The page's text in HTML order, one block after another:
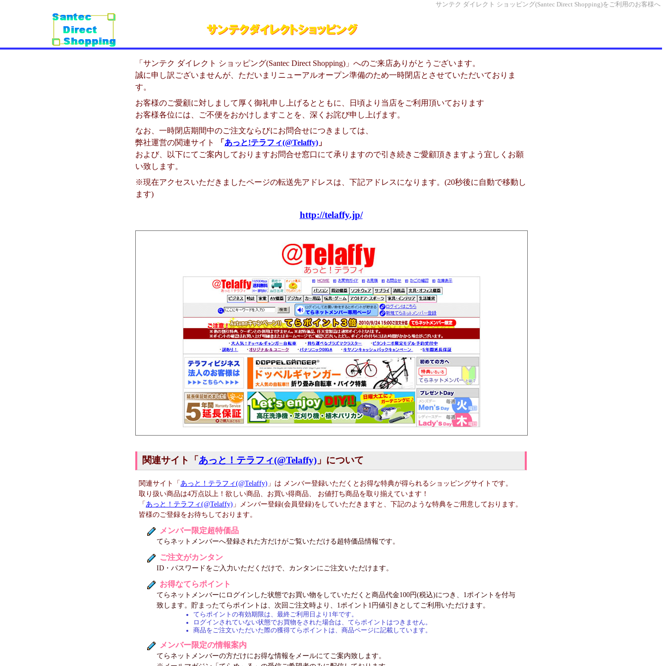
サンテク ダイレクト ショッピング(Santec Direct Shopping)をご利用のお客様へ
「サンテク ダイレクト ショッピング(Santec Direct Shopping)」へのご来店ありがとうございます。
誠に申し訳ございませんが、ただいまリニューアルオープン準備のため一時閉店とさせていただいておりま
す。
お客様のご愛顧に対しまして厚く御礼申し上げるとともに、日頃より当店をご利用頂いております
お客様各位には、ご不便をおかけしますことを、深くお詫び申し上げます。
なお、一時閉店期間中のご注文ならびにお問合せにつきましては、
弊社運営の関連サイト
「 あっと!テラフィ(@Telaffy) 」
および、以下にてご案内しておりますお問合せ窓口にて承りますので引き続きご愛顧頂きますよう宜しくお願
い致します。
※現在アクセスいただきましたページの転送先アドレスは、下記アドレスになります。(20秒後に自動で移動し
ます)
http://telaffy.jp/
関連サイト「 あっと！テラフィ(@Telaffy)」について
関連サイト「あっと！テラフィ(@Telaffy) 」は メンバー登録いただくとお得な特典が得られるショッピングサイトです。
取り扱い商品は4万点以上！欲しい商品、お買い得商品、 お値打ち商品を取り揃えています！
「あっと！テラフィ(@Telaffy) 」メンバー登録(会員登録)をしていただきますと、下記のような特典をご用意しております。
皆様のご登録をお待ちしております。
メンバー限定超特価品
てらネットメンバーへ登録された方だけがご覧いただける超特価品情報です。
ご注文がカンタン
ID・パスワードをご入力いただくだけで、カンタンにご注文いただけます。
お得なてらポイント
てらネットメンバーにログインした状態でお買い物をしていただくと商品代金100円(税込)につき、1ポイントを付与
致します。貯まったてらポイントは、次回ご注文時より、1ポイント1円値引きとしてご利用いただけます。
てらポイントの有効期限は、最終ご利用日 より1年です。
ログインされていない状態でお買物をされた場合は、てらポイントはつきません。
商品をご注文いただいた際の獲得てらポイントは、商品ページに記載しています。
メンバー限定の情報案内
てらネットメンバーの方だけにお得な情報をメールにてご案内致します。